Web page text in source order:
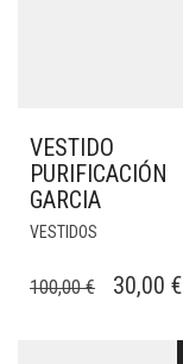
VESTIDO
PURIFICACIÓN
GARCIA
VESTIDOS
100,00€
EL
30,00 €